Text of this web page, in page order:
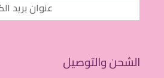
الشحن والتوصيل